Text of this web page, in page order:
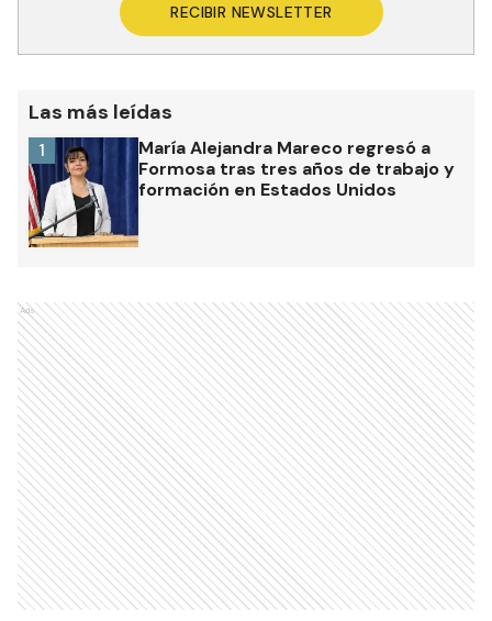
RECIBIR NEWSLETTER
Las más leídas
María Alejandra Mareco regresó a
Formosa tras tres años de trabajo y
formación en Estados Unidos
1
Ads